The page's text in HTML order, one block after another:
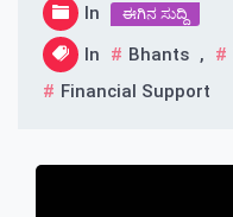
In ಈಗಿನ ಸುದ್ದಿ
In Bhants ,
Financial Support
Post